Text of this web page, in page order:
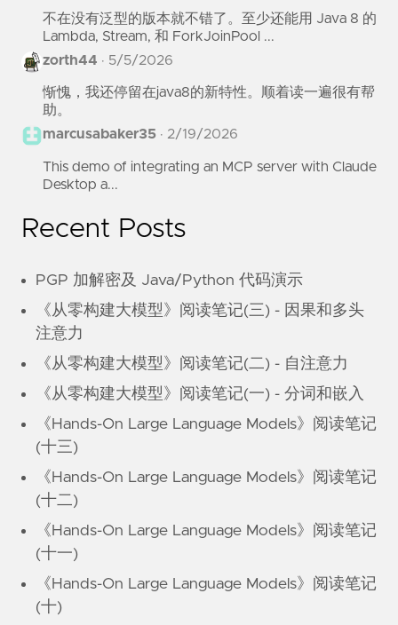
不在没有泛型的版本就不错了。至少还能用 Java 8 的
Lambda, Stream, 和 ForkJoinPool ...
zorth44 · 5/5/2026
惭愧，我还停留在java8的新特性。顺着读一遍很有帮
助。
marcusabaker35 · 2/19/2026
This demo of integrating an MCP server with Claude
Desktop a...
Recent Posts
PGP 加解密及 Java/Python 代码演示
《从零构建大模型》阅读笔记(三) - 因果和多头
注意力
《从零构建大模型》阅读笔记(二) - 自注意力
《从零构建大模型》阅读笔记(一) - 分词和嵌入
《Hands-On Large Language Models》阅读笔记
(十三)
《Hands-On Large Language Models》阅读笔记
(十二)
《Hands-On Large Language Models》阅读笔记
(十一)
《Hands-On Large Language Models》阅读笔记
(十)